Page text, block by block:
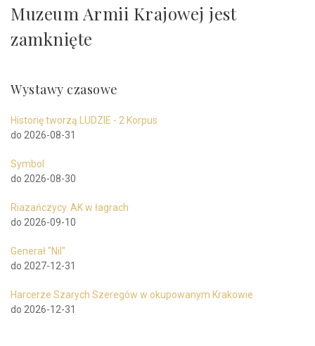
Muzeum Armii Krajowej jest
zamknięte
Wystawy czasowe
Historię tworzą LUDZIE - 2 Korpus
do 2026-08-31
Symbol
do 2026-08-30
Riazańczycy. AK w łagrach
do 2026-09-10
Generał "Nil"
do 2027-12-31
Harcerze Szarych Szeregów w okupowanym Krakowie
do 2026-12-31